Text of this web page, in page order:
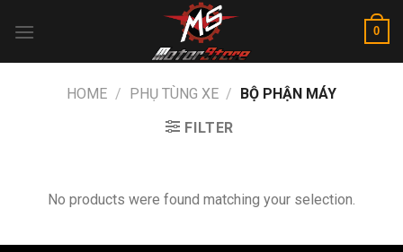
0
HOME / PHỤ TÙNG XE / BỘ PHẬN MÁY
FILTER
No products were found matching your selection.